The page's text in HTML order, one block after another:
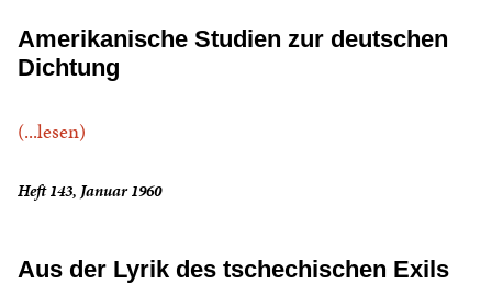
Amerikanische Studien zur deutschen
Dichtung
(...lesen)
Heft 143, Januar 1960
Aus der Lyrik des tschechischen Exils